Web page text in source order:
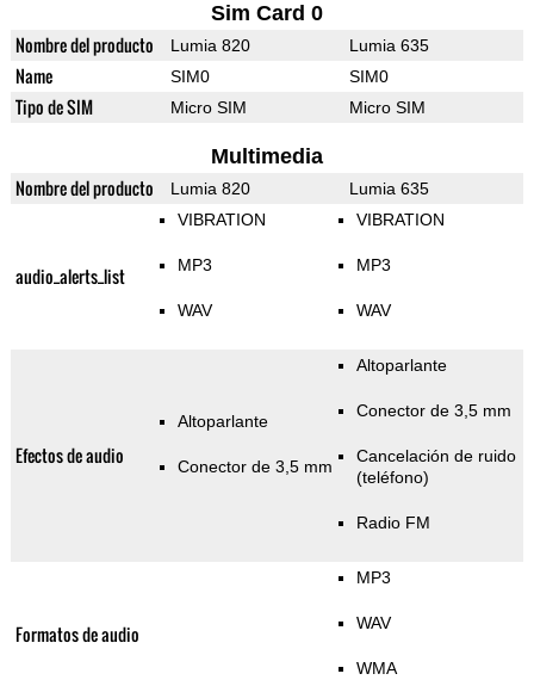
Sim Card 0
Nombre del producto Lumia 820 Lumia 635
Name SIM0 SIM0
Tipo de SIM Micro SIM Micro SIM
Multimedia
Nombre del producto Lumia 820 Lumia 635
audio_alerts_list
VIBRATION
MP3
WAV
VIBRATION
MP3
WAV
Efectos de audio
Altoparlante
Conector de 3,5 mm
Altoparlante
Conector de 3,5 mm
Cancelación de ruido
(teléfono)
Radio FM
Formatos de audio
MP3
WAV
WMA